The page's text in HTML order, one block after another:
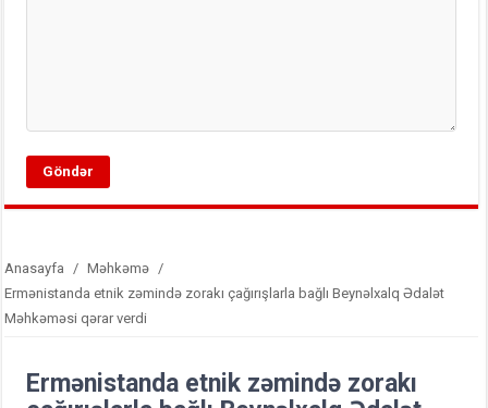
Anasayfa / Məhkəmə /
Ermənistanda etnik zəmində zorakı çağırışlarla bağlı Beynəlxalq Ədalət
Məhkəməsi qərar verdi
Ermənistanda etnik zəmində zorakı